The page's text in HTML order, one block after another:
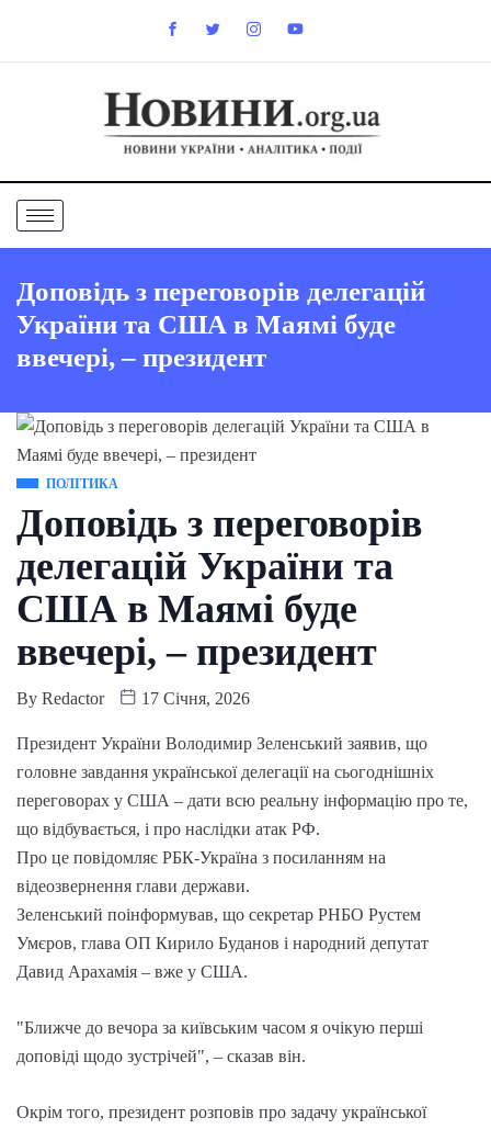
Доповідь з переговорів делегацій
України та США в Маямі буде
ввечері, – президент
ПОЛІТИКА
Доповідь з переговорів
делегацій України та
США в Маямі буде
ввечері, – президент
By Redactor 17 Січня, 2026
Президент України Володимир Зеленський заявив, що
головне завдання української делегації на сьогоднішніх
переговорах у США – дати всю реальну інформацію про те,
що відбувається, і про наслідки атак РФ.
Про це повідомляє РБК-Україна з посиланням на
відеозвернення глави держави.
Зеленський поінформував, що секретар РНБО Рустем
Умєров, глава ОП Кирило Буданов і народний депутат
Давид Арахамія – вже у США.
"Ближче до вечора за київським часом я очікую перші
доповіді щодо зустрічей", – сказав він.
Окрім того, президент розповів про задачу української